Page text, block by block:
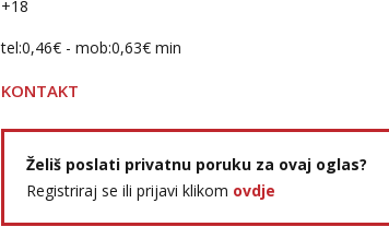
+18
tel:0,46€ - mob:0,63€ min
KONTAKT
Želiš poslati privatnu poruku za ovaj oglas?
Registriraj se ili prijavi klikom ovdje